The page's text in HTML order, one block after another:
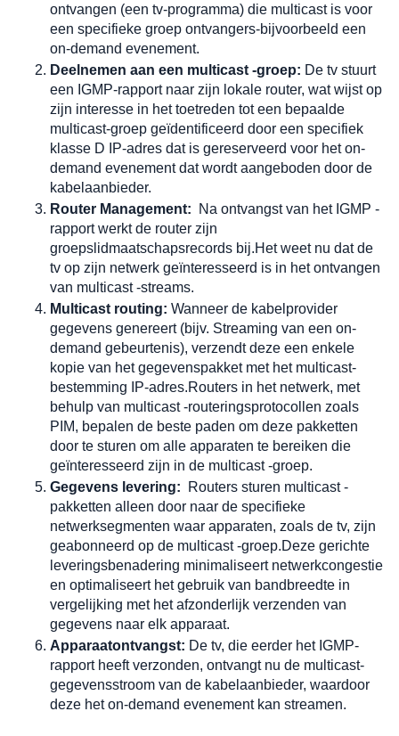
ontvangen (een tv-programma) die multicast is voor
een specifieke groep ontvangers-bijvoorbeeld een
on-demand evenement.
Deelnemen aan een multicast -groep: De tv stuurt
een IGMP-rapport naar zijn lokale router, wat wijst op
zijn interesse in het toetreden tot een bepaalde
multicast-groep geïdentificeerd door een specifiek
klasse D IP-adres dat is gereserveerd voor het on-
demand evenement dat wordt aangeboden door de
kabelaanbieder.
Router Management:
Na ontvangst van het IGMP -
rapport werkt de router zijn
groepslidmaatschapsrecords bij.Het weet nu dat de
tv op zijn netwerk geïnteresseerd is in het ontvangen
van multicast -streams.
Multicast routing: Wanneer de kabelprovider
gegevens genereert (bijv. Streaming van een on-
demand gebeurtenis), verzendt deze een enkele
kopie van het gegevenspakket met het multicast-
bestemming IP-adres.Routers in het netwerk, met
behulp van multicast -routeringsprotocollen zoals
PIM, bepalen de beste paden om deze pakketten
door te sturen om alle apparaten te bereiken die
geïnteresseerd zijn in de multicast -groep.
Gegevens levering:
Routers sturen multicast -
pakketten alleen door naar de specifieke
netwerksegmenten waar apparaten, zoals de tv, zijn
geabonneerd op de multicast -groep.Deze gerichte
leveringsbenadering minimaliseert netwerkcongestie
en optimaliseert het gebruik van bandbreedte in
vergelijking met het afzonderlijk verzenden van
gegevens naar elk apparaat.
Apparaatontvangst: De tv, die eerder het IGMP-
rapport heeft verzonden, ontvangt nu de multicast-
gegevensstroom van de kabelaanbieder, waardoor
deze het on-demand evenement kan streamen.